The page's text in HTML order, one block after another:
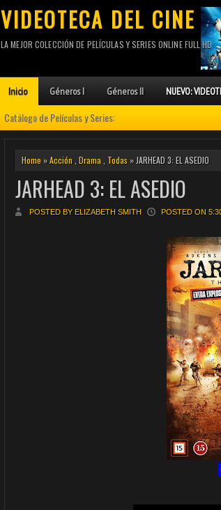
VIDEOTECA DEL CINE
LA MEJOR COLECCIÓN DE PELÍCULAS Y SERIES ONLINE FULL HD
Inicio Géneros I Géneros II NUEVO:
Catálogo de Películas y Series:
Home »Acción Drama Todas » JARHEAD 3: EL ASEDIO
JARHEAD 3: EL ASEDIO
POSTED BY ELIZABETH SMITH POSTED ON